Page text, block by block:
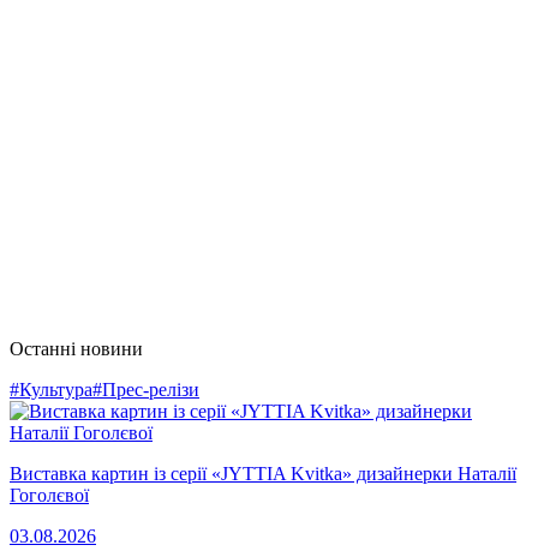
Останні новини
#Культура#Прес-релізи
Виставка картин із серії «JYTTIA Kvitka» дизайнерки Наталії
Гоголєвої
03.08.2026